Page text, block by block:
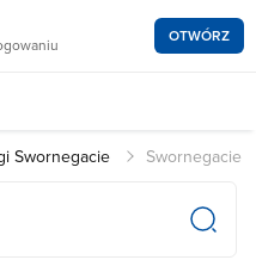
OTWÓRZ
Swornegacie Swornegacie